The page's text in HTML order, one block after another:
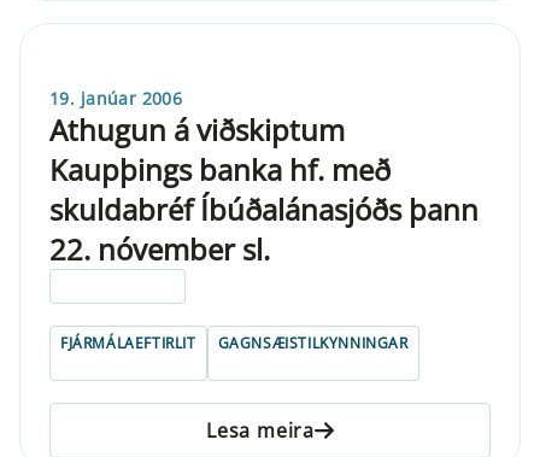
19. janúar 2006
Athugun á viðskiptum
Kaupþings banka hf. með
skuldabréf Íbúðalánasjóðs þann
22. nóvember sl.
FJÁRMÁLAEFTIRLIT GAGNSÆISTILKYNNINGAR
Lesa meira